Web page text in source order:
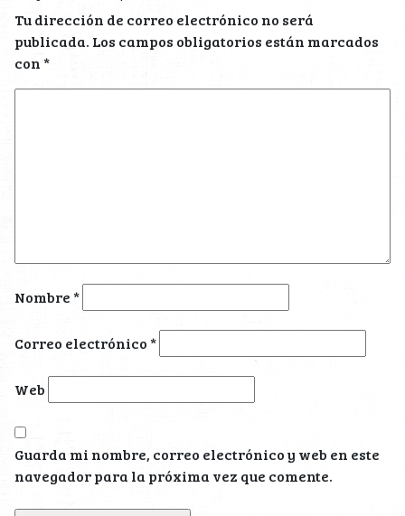
Tu dirección de correo electrónico no será
publicada. Los campos obligatorios están marcados
con*
Nombre*
Correo electrónico*
Web
Guarda mi nombre, correo electrónico y web en este
navegador para la próxima vez que comente.